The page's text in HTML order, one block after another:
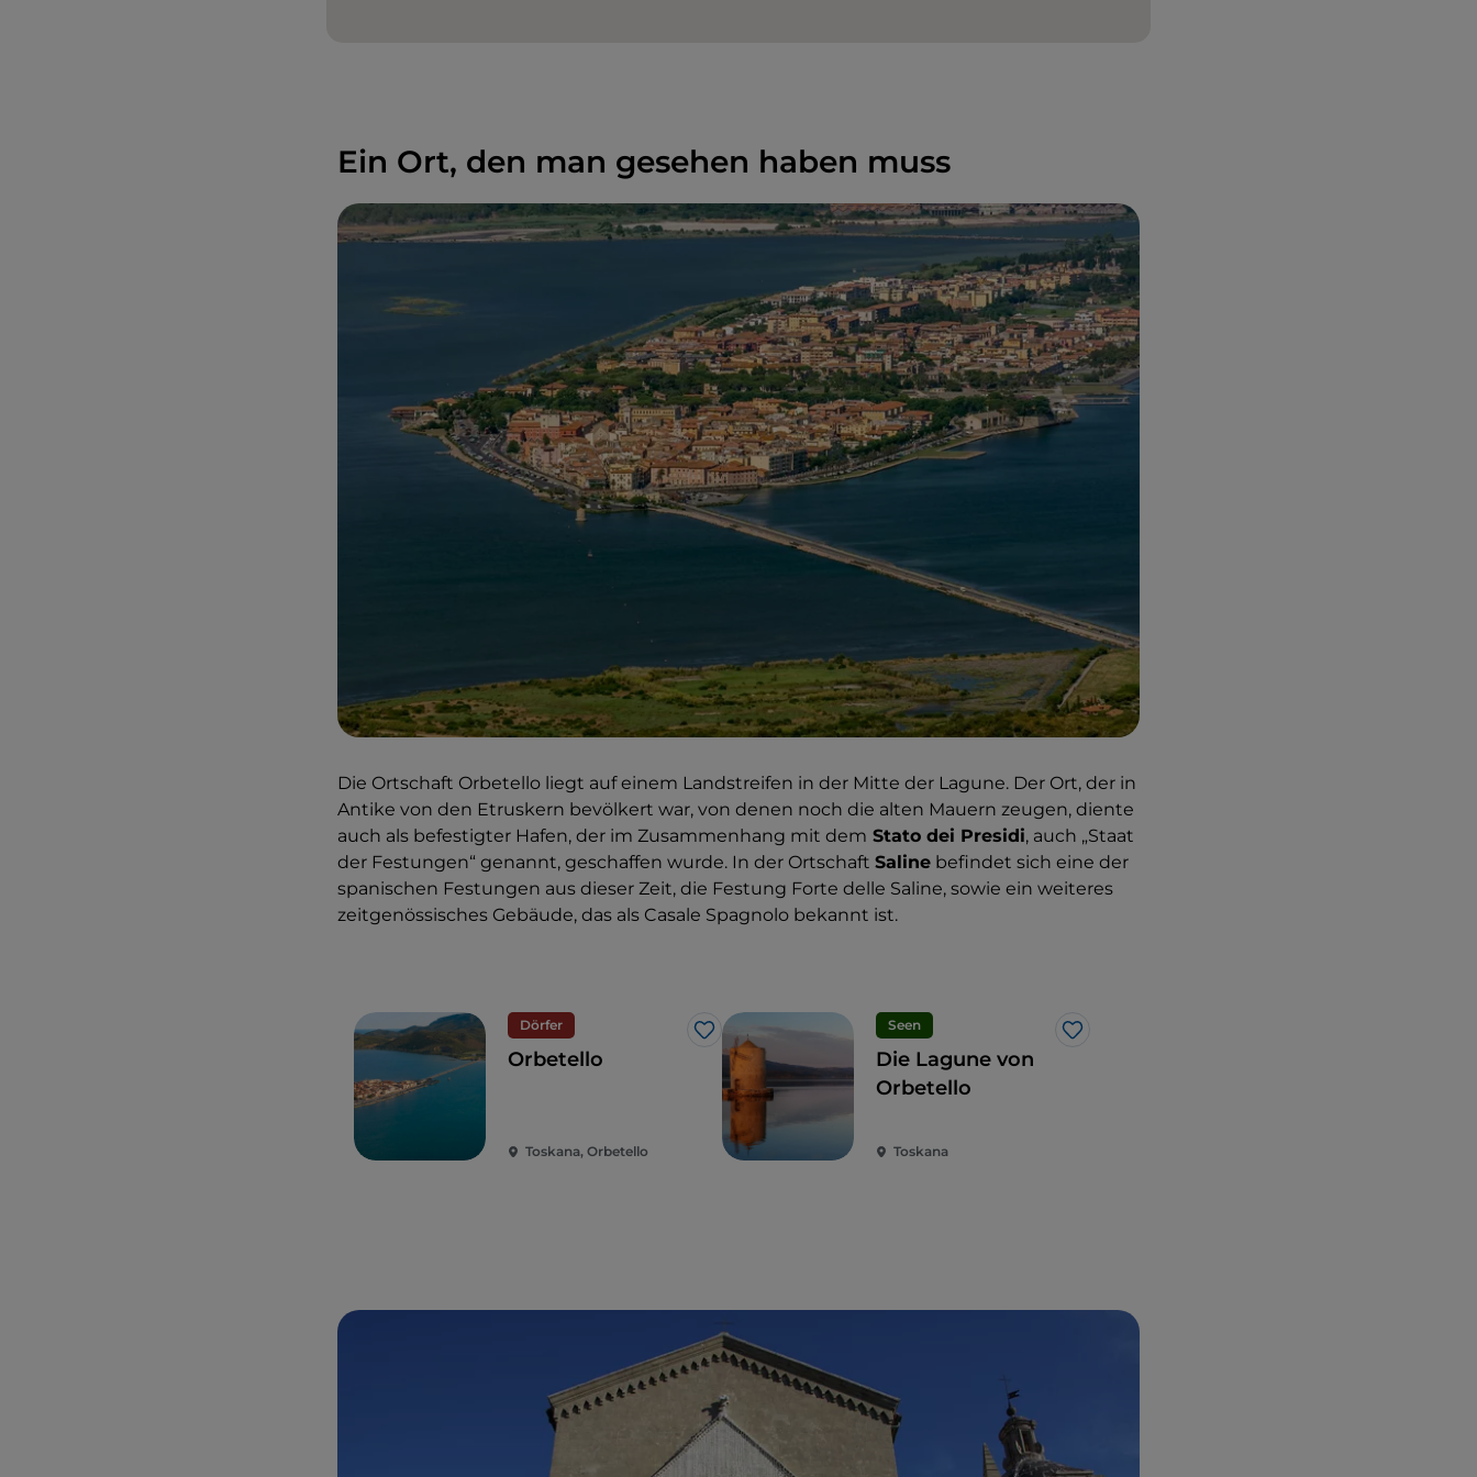
Ein Ort, den man gesehen haben muss
Die Ortschaft Orbetello liegt auf einem Landstreifen in der Mitte der Lagune. Der Ort, der in
Antike von den Etruskern bevölkert war, von denen noch die alten Mauern zeugen, diente
auch als befestigter Hafen, der im Zusammenhang mit dem Stato dei Presidi, auch „Staat
der Festungen“ genannt, geschaffen wurde. In der Ortschaft Saline befindet sich eine der
spanischen Festungen aus dieser Zeit, die Festung Forte delle Saline, sowie ein weiteres
zeitgenössisches Gebäude, das als Casale Spagnolo bekannt ist.
Dörfer
Like
Orbetello
Toskana, Orbetello
Seen
Like
Die Lagune von
Orbetello
Toskana